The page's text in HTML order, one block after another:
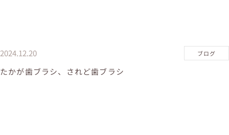
2024.12.20 ブログ
たかが歯ブラシ、されど歯ブラシ